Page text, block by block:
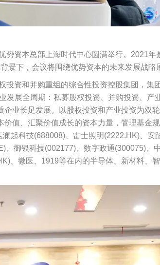
资本总部上海时代中心圆满举行。2021年
景下，会议将围绕优势资本的未来发展战略
资和并购重组的综合性投资控股集团，集
发展全周期：私募股权投资、并购投资、产
业长足发展。以股权投资和产业投资为双
值、汇聚价值成长的资本力量，管理基金
起科技(688008)、雷士照明(2222.HK)、安
御银科技(002177)、数字政通(300075)、
、微医、1919等在内的半导体、新材料、